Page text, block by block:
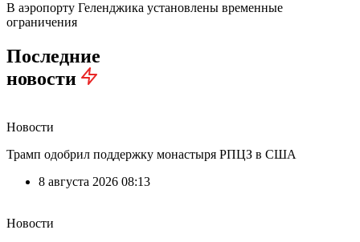
В аэропорту Геленджика установлены временные
ограничения
Последние
новости
Новости
Трамп одобрил поддержку монастыря РПЦЗ в США
8 августа 2026 08:13
Новости